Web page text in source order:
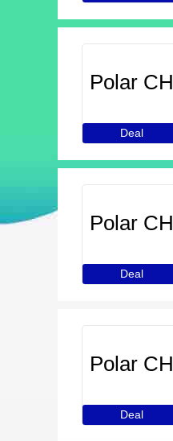
Polar CH
Deal
Polar CH
Deal
Polar CH
Deal